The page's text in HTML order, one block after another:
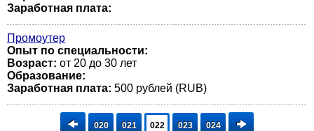
Заработная плата:
Промоутер
Опыт по специальности:
Возраст: от 20 до 30 лет
Образование:
Заработная плата: 500 рублей (RUB)
020 021 022 023 024